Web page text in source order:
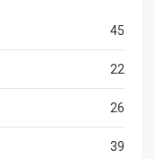
45
22
26
39